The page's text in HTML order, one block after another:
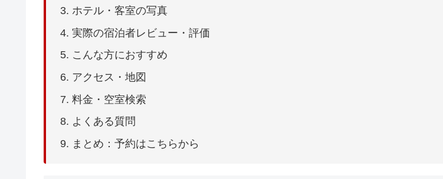
ホテル・客室の写真
実際の宿泊者レビュー・評価
こんな方におすすめ
アクセス・地図
料金・空室検索
よくある質問
まとめ：予約はこちらから